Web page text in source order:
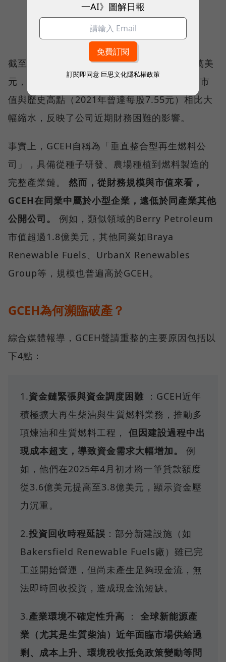
截至2025年4月18日，GCEH的市值約為752萬美
元，股價僅約0.15美元，過去一年大幅下跌，市
值與歷史高點（2021年曾達每股7.55元）相比大
幅縮水，反映了公司近期財務困難的影響。
事實上，GCEH自稱為「垂直整合型再生燃料公
司」，具備從種子研發、農場種植到燃料製造的
完整產業鏈。 然而，從財務規模與市值來看，
GCEH在同業中屬於小型企業，遠低於同產業其他
公開公司。
例如，類似領域的Berry Petroleum
市值超過1.8億美元，其他同業如Braya
Renewable Fuels、UrbanX Renewables
Group等，規模也普遍高於GCEH。
GCEH為何瀕臨破產？
綜合媒體報導，GCEH聲請重整的主要原因包括以
下4點：
1.資金鏈緊張與資金調度困難 ：GCEH近年
積極擴大再生柴油與生質燃料業務，推動多
項煉油和生質燃料工程， 但因建設過程中出
現成本超支，導致資金需求大幅增加。
例
如，他們在2025年4月初才將一筆貸款額度
從3.6億美元提高至3.8億美元，顯示資金壓
力沉重。
2.投資回收時程延誤 ：部分新建設施（如
Bakersfield Renewable Fuels廠）雖已完
工並開始營運，但尚未產生足夠現金流，無
法即時回收投資，造成現金流短缺。
3.產業環境不確定性升高 ： 全球新能源產
業（尤其是生質柴油）近年面臨市場供給過
剩、成本上升、環境稅收抵免政策變動等問
一AI》圖解日報
訂閱即同意 巨思文化隱私權政策